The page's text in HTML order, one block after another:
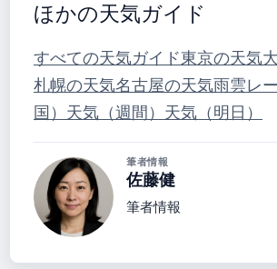
ほかの天気ガイド
すべての天気ガイド東京の天気
札幌の天気名古屋の天気雨雲レ
国） 天気（週間） 天気（明日）
筆者情報
佐藤健
筆者情報